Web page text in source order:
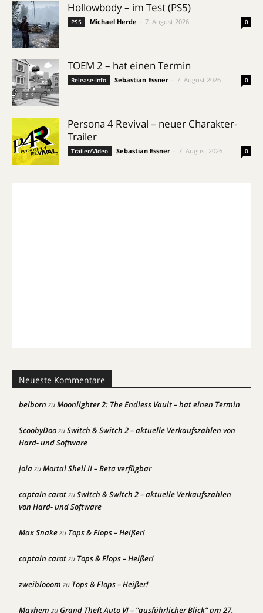
Hollowbody – im Test (PS5)
PS5 Michael Herde 7. August 2026 0
TOEM 2 – hat einen Termin
Release-Info Sebastian Essner 7. August 2026 0
Persona 4 Revival – neuer Charakter-
Trailer
Trailer/Video Sebastian Essner 7. August 2026 0
Neueste Kommentare
belborn zuMoonlighter 2: The Endless Vault – hat einen Termin
ScoobyDoozuSwitch & Switch 2 – aktuelle Verkaufszahlen von
Hard- und Software
joiazuMortal Shell II – Beta verfügbar
captain carotzuSwitch & Switch 2 – aktuelle Verkaufszahlen
von Hard- und Software
Max Snakezu Tops & Flops – Heißer!
captain carotzu Tops & Flops – Heißer!
zweiblooom zu Tops & Flops – Heißer!
Mayhem zuGrand Theft Auto VI – “ausführlicher Blick” am 27.